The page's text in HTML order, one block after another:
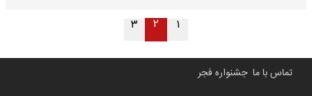
۱ ۲ ۳
تماس با ما جشنواره فجر